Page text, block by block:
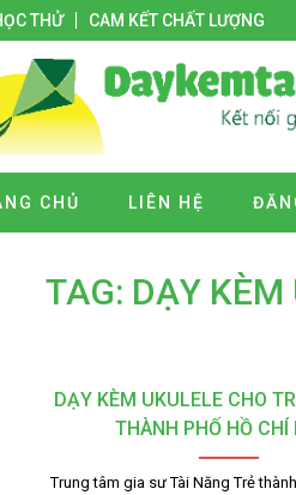
THỬ CAM KẾT CHẤT LƯỢNG
CHỦ LIÊN HỆ
TAG: DẠY KÈM
DẠY KÈM UKULELE CHO
THÀNH PHỐ HỒ CHÍ
Trung tâm gia sư Tài Năng Trẻ